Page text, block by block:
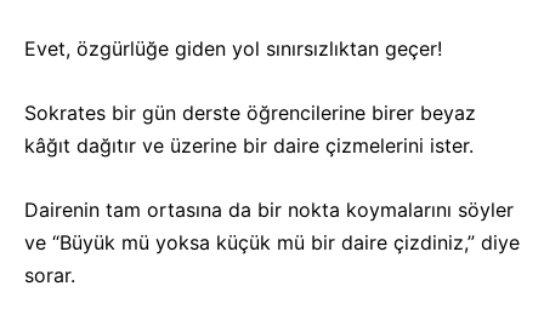
Evet, özgürlüğe giden yol sınırsızlıktan geçer!
Sokrates bir gün derste öğrencilerine birer beyaz
kâğıt dağıtır ve üzerine bir daire çizmelerini ister.
Dairenin tam ortasına da bir nokta koymalarını söyler
ve “Büyük mü yoksa küçük mü bir daire çizdiniz,” diye
sorar.